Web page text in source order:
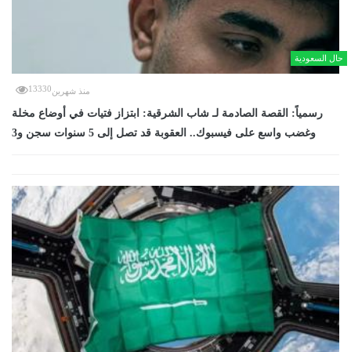
حال السعودية
منذ شهرين13330
رسمياً: القصة الصادمة لـ شاب الشرقية: ابتزاز فتيات في أوضاع مخلة
وغضب واسع على فيسبوك.. العقوبة قد تصل إلى 5 سنوات سجن و3